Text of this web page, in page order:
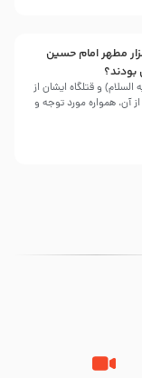
مزار مطهر امام حسین
و قتلگاه ایشان از
همواره مورد توجه و